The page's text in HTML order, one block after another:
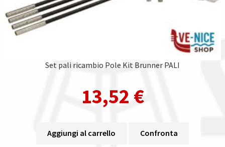
Set pali ricambio Pole Kit Brunner PALI
13,52 €
Aggiungi al carrello Confronta